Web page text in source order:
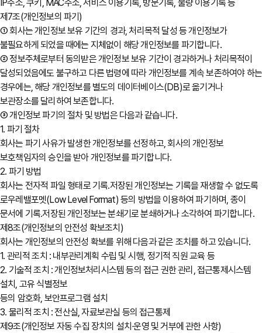
IP주소, 쿠키, MAC주소, 서비스 이용기록, 방문기록, 불량 이용기록 등
제7조(개인정보의 파기)
① 회사는 개인정보 보유 기간의 경과, 처리목적 달성 등 개인정보가
불필요하게 되었을 때에는 지체없이 해당 개인정보를 파기합니다.
② 정보주체로부터 동의받은 개인정보 보유 기간이 경과하거나 처리목적이
달성되었음에도 불구하고 다른 법령에 따라 개인정보를 계속 보존하여야 하는
경우에는, 해당 개인정보를 별도의 데이터베이스(DB)로 옮기거나
보관장소를 달리하여 보존합니다.
③ 개인정보 파기의 절차 및 방법은 다음과 같습니다.
1. 파기 절차
회사는 파기 사유가 발생한 개인정보를 선정하고, 회사의 개인정보
보호책임자의 승인을 받아 개인정보를 파기합니다.
2. 파기 방법
회사는 전자적 파일 형태로 기록․저장된 개인정보는 기록을 재생할 수 없도록
로우레밸포멧(Low Level Format) 등의 방법을 이용하여 파기하며, 종이
문서에 기록․저장된 개인정보는 분쇄기로 분쇄하거나 소각하여 파기합니다.
제8조(개인정보의 안전성 확보조치)
회사는 개인정보의 안전성 확보를 위해 다음과 같은 조치를 하고 있습니다.
1. 관리적 조치 : 내부관리계획 수립 및 시행, 정기적 직원 교육 등
2. 기술적 조치 : 개인정보처리시스템 등의 접근 권한 관리, 접근통제시스템
설치, 고유 식별정보
등의 암호화, 보안프로그램 설치
3. 물리적 조치 : 전산실, 자료보관실 등의 접근통제
제9조(개인정보 자동 수집 장치의 설치∙운영 및 거부에 관한 사항)